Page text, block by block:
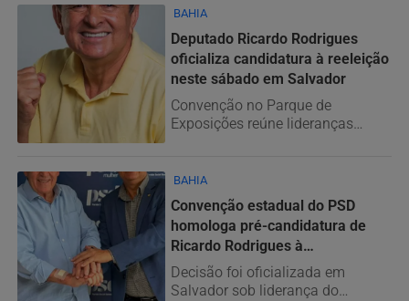
BAHIA
Deputado Ricardo Rodrigues
oficializa candidatura à reeleição
neste sábado em Salvador
Convenção no Parque de
Exposições reúne lideranças
BAHIA
Convenção estadual do PSD
homologa pré-candidatura de
Ricardo Rodrigues à
Assembleia...
Decisão foi oficializada em
Salvador sob liderança do